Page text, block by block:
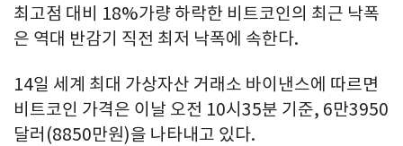
최고점 대비 18%가량 하락한 비트코인의 최근 낙폭
은 역대 반감기 직전 최저 낙폭에 속한다.
14일 세계 최대 가상자산 거래소 바이낸스에 따르면
비트코인 가격은 이날 오전 10시35분 기준, 6만3950
달러(8850만원)을 나타내고 있다.